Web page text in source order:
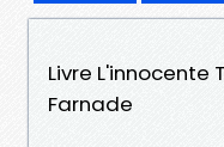
Livre L'innocente
Farnade